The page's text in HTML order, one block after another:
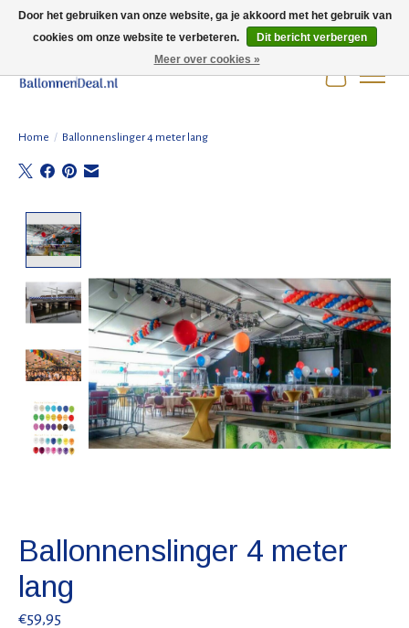
Wij zijn gesloten t/m 3 augustus i.v.m. de zomervakantie.
Home / Ballonnenslinger 4 meter lang
Ballonnenslinger 4 meter
lang
€59,95
Door het gebruiken van onze website, ga je akkoord met het gebruik van
cookies om onze website te verbeteren.
Dit bericht verbergen
Meer over cookies »